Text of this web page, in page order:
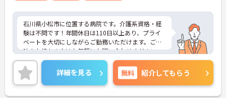
石川県小松市に位置する病院です。介護系資格・経
験は不問です！年間休日は110日以上あり、プライ
ベートを大切にしながらご勤務いただけます。ご興
味をお持ちの方はお気軽にお問い合わせください。
詳細を見る 無料 紹介してもらう